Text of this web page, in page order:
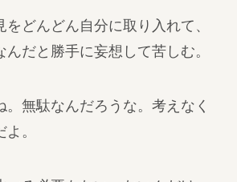
どんどん自分に取り入れて、
んだと勝手に妄想して苦しむ。
。無駄なんだろうな。考えなく
。